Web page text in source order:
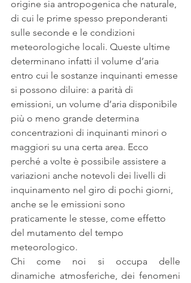
origine sia antropogenica che naturale,
di cui le prime spesso preponderanti
sulle seconde e le condizioni
meteorologiche locali. Queste ultime
determinano infatti il volume d’aria
entro cui le sostanze inquinanti emesse
si possono diluire: a parità di
emissioni, un volume d’aria disponibile
più o meno grande determina
concentrazioni di inquinanti minori o
maggiori su una certa area. Ecco
perché a volte è possibile assistere a
variazioni anche notevoli dei livelli di
inquinamento nel giro di pochi giorni,
anche se le emissioni sono
praticamente le stesse, come effetto
del mutamento del tempo
meteorologico.
Chi come noi si occupa delle
dinamiche atmosferiche, dei fenomeni